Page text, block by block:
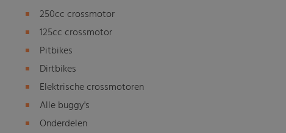
250cc crossmotor
125cc crossmotor
Pitbikes
Dirtbikes
Elektrische crossmotoren
Alle buggy's
Onderdelen